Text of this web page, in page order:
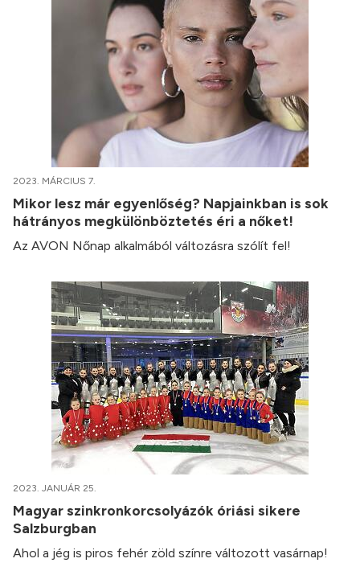
2023. MÁRCIUS 7.
Mikor lesz már egyenlőség? Napjainkban is sok
hátrányos megkülönböztetés éri a nőket!
Az AVON Nőnap alkalmából változásra szólít fel!
2023. JANUÁR 25.
Magyar szinkronkorcsolyázók óriási sikere
Salzburgban
Ahol a jég is piros fehér zöld színre változott vasárnap!